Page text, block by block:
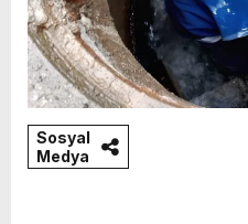
Sosyal
Medya